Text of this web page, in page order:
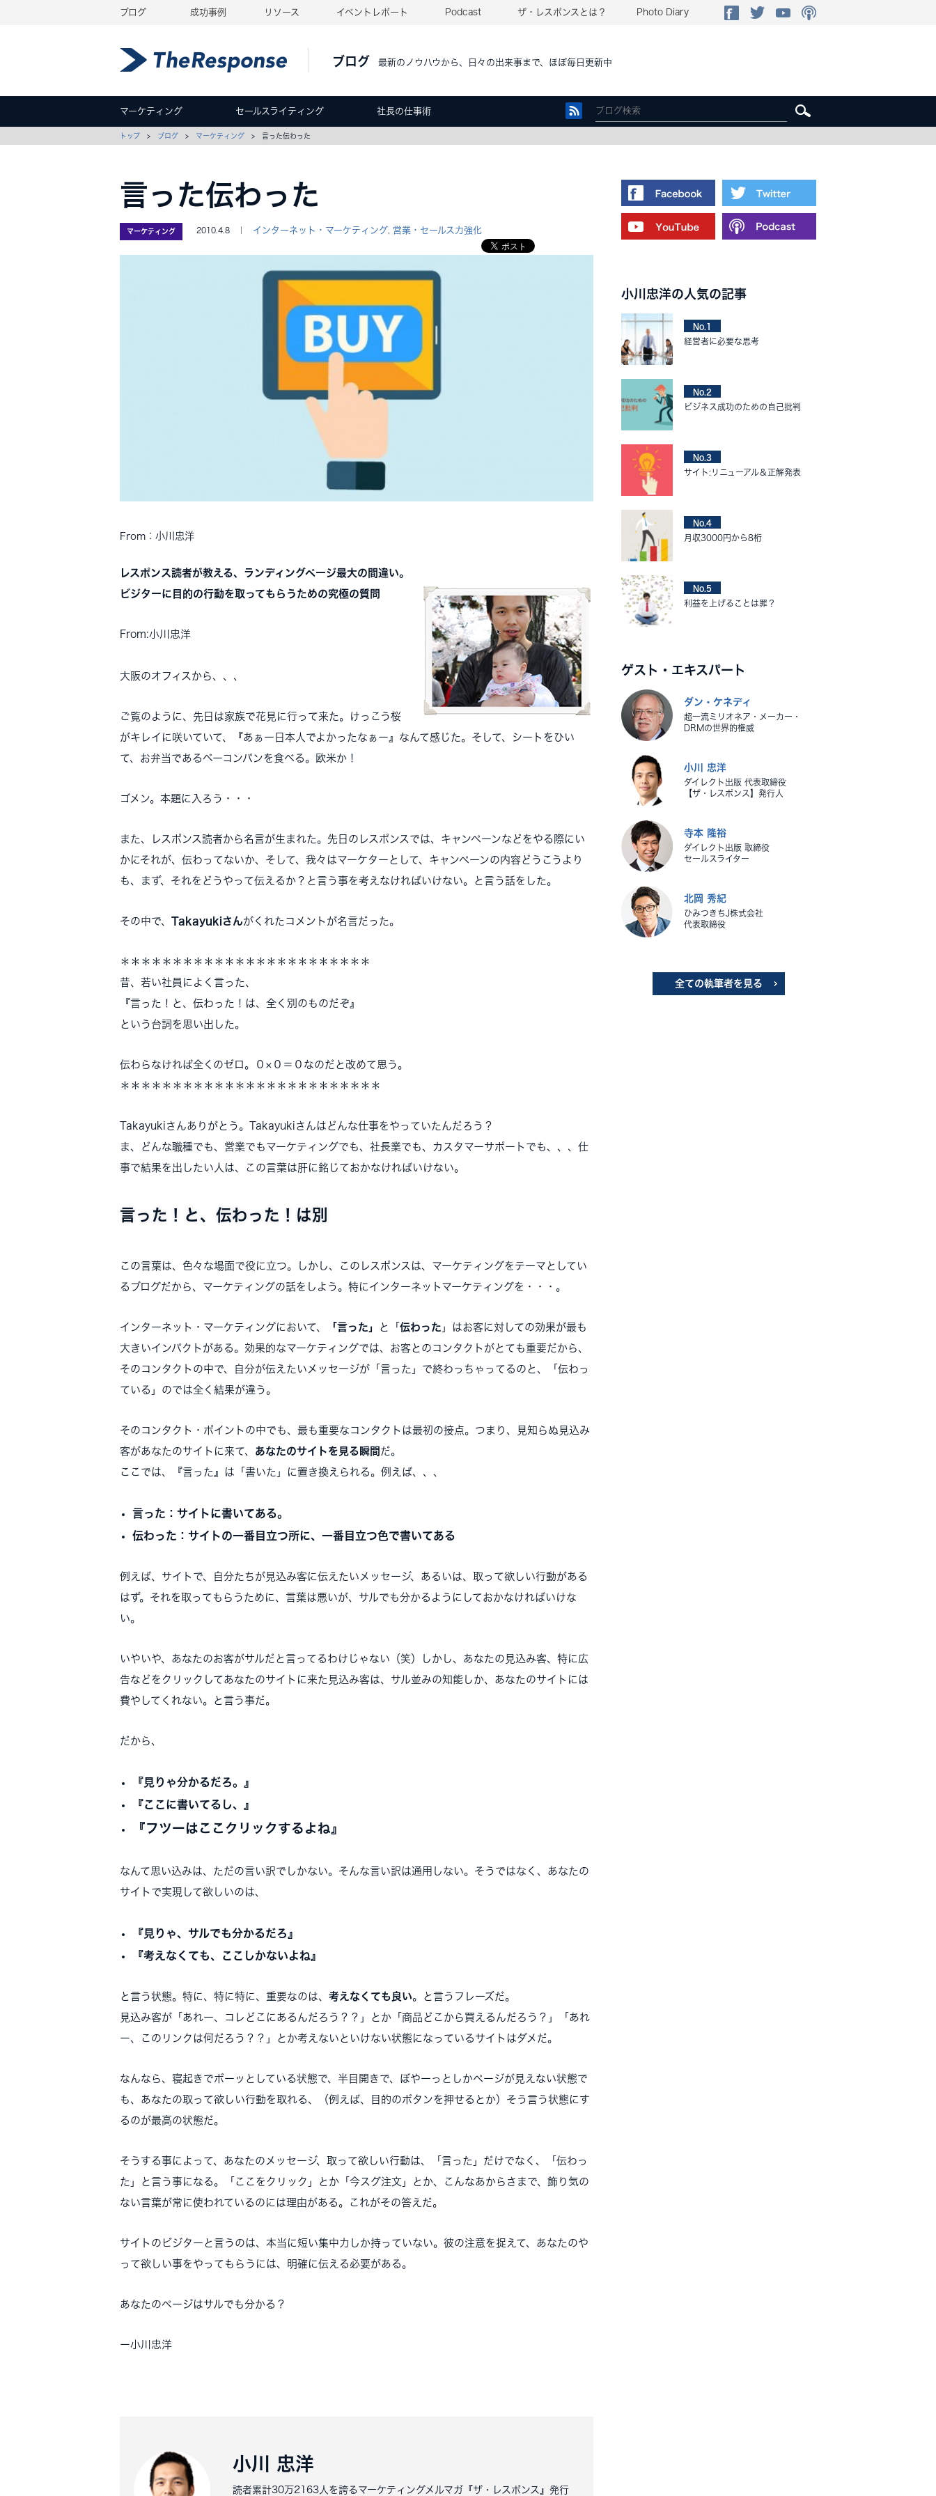
ブログ 成功事例 リソース イベントレポート Podcast ザ・レスポンスとは？ Photo Diary
ブログ 最新のノウハウから、日々の出来事まで、ほぼ毎日更新中
マーケティング セールスライティング 社長の仕事術
トップ > ブログ > マーケティング > 言った伝わった
言った伝わった
マーケティング 2010.4.8 ｜ インターネット・マーケティング 営業・セールス力強化
From：小川忠洋
レスポンス読者が教える、ランディングページ最大の間違い。
ビジターに目的の行動を取ってもらうための究極の質問
From:小川忠洋
大阪のオフィスから、、、
ご覧のように、先日は家族で花見に行って来た。けっこう桜
がキレイに咲いていて、『あぁー日本人でよかったなぁー』なんて感じた。そして、シートをひい
て、お弁当であるベーコンパンを食べる。欧米か！
ゴメン。本題に入ろう・・・
また、レスポンス読者から名言が生まれた。先日のレスポンスでは、キャンペーンなどをやる際にい
かにそれが、伝わってないか、そして、我々はマーケターとして、キャンペーンの内容どうこうより
も、まず、それをどうやって伝えるか？と言う事を考えなければいけない。と言う話をした。
その中で、 Takayukiさんがくれたコメントが名言だった。
＊＊＊＊＊＊＊＊＊＊＊＊＊＊＊＊＊＊＊＊＊＊＊＊
昔、若い社員によく言った、
『言った！と、伝わった！は、全く別のものだぞ』
という台詞を思い出した。
伝わらなければ全くのゼロ。０×０＝０なのだと改めて思う。
＊＊＊＊＊＊＊＊＊＊＊＊＊＊＊＊＊＊＊＊＊＊＊＊＊
Takayukiさんありがとう。Takayukiさんはどんな仕事をやっていたんだろう？
ま、どんな職種でも、営業でもマーケティングでも、社長業でも、カスタマーサポートでも、、、仕
事で結果を出したい人は、この言葉は肝に銘じておかなければいけない。
言った！と、伝わった！は別
この言葉は、色々な場面で役に立つ。しかし、このレスポンスは、マーケティングをテーマとしてい
るブログだから、マーケティングの話をしよう。特にインターネットマーケティングを・・・。
インターネット・マーケティングにおいて、 「言った」 と「 伝わった 」はお客に対しての効果が最も
大きいインパクトがある。効果的なマーケティングでは、お客とのコンタクトがとても重要だから、
そのコンタクトの中で、自分が伝えたいメッセージが「言った」で終わっちゃってるのと、「伝わっ
ている」のでは全く結果が違う。
そのコンタクト・ポイントの中でも、最も重要なコンタクトは最初の接点。つまり、見知らぬ見込み
客があなたのサイトに来て、 あなたのサイトを見る瞬間 だ。
ここでは、『言った』は「書いた」に置き換えられる。例えば、、、
言った：サイトに書いてある。
伝わった：サイトの一番目立つ所に、一番目立つ色で書いてある
例えば、サイトで、自分たちが見込み客に伝えたいメッセージ、あるいは、取って欲しい行動がある
はず。それを取ってもらうために、言葉は悪いが、サルでも分かるようにしておかなければいけな
い。
いやいや、あなたのお客がサルだと言ってるわけじゃない（笑）しかし、あなたの見込み客、特に広
告などをクリックしてあなたのサイトに来た見込み客は、サル並みの知能しか、あなたのサイトには
費やしてくれない。と言う事だ。
だから、
『見りゃ分かるだろ。』
『ここに書いてるし、』
『フツーはここクリックするよね』
なんて思い込みは、ただの言い訳でしかない。そんな言い訳は通用しない。そうではなく、あなたの
サイトで実現して欲しいのは、
『見りゃ、サルでも分かるだろ』
『考えなくても、ここしかないよね』
と言う状態。特に、特に特に、重要なのは、 考えなくても良い。と言うフレーズだ。
見込み客が「あれー、コレどこにあるんだろう？？」とか「商品どこから買えるんだろう？」「あれ
ー、このリンクは何だろう？？」とか考えないといけない状態になっているサイトはダメだ。
なんなら、寝起きでボーッとしている状態で、半目開きで、ぼやーっとしかページが見えない状態で
も、あなたの取って欲しい行動を取れる、（例えば、目的のボタンを押せるとか）そう言う状態にす
るのが最高の状態だ。
そうする事によって、あなたのメッセージ、取って欲しい行動は、「言った」だけでなく、「伝わっ
た」と言う事になる。「ここをクリック」とか「今スグ注文」とか、こんなあからさまで、飾り気の
ない言葉が常に使われているのには理由がある。これがその答えだ。
サイトのビジターと言うのは、本当に短い集中力しか持っていない。彼の注意を捉えて、あなたのや
って欲しい事をやってもらうには、明確に伝える必要がある。
あなたのページはサルでも分かる？
ー小川忠洋
小川 忠洋
読者累計30万2163人を誇るマーケティングメルマガ『ザ・レスポンス』発行
小川忠洋の人気の記事
No.1
経営者に必要な思考
No.2
ビジネス成功のための自己批判
No.3
サイト:リニューアル＆正解発表
No.4
月収3000円から8桁
No.5
利益を上げることは罪？
ゲスト・エキスパート
ダン・ケネディ
超一流ミリオネア・メーカー・
DRMの世界的権威
小川 忠洋
ダイレクト出版 代表取締役
【ザ・レスポンス】発行人
寺本 隆裕
ダイレクト出版 取締役
セールスライター
北岡 秀紀
ひみつきちJ株式会社
代表取締役
全ての執筆者を見る